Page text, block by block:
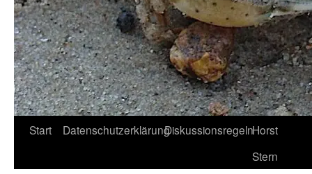
Start DatenschutzerklärungDiskussionsregelnHorst
Stern